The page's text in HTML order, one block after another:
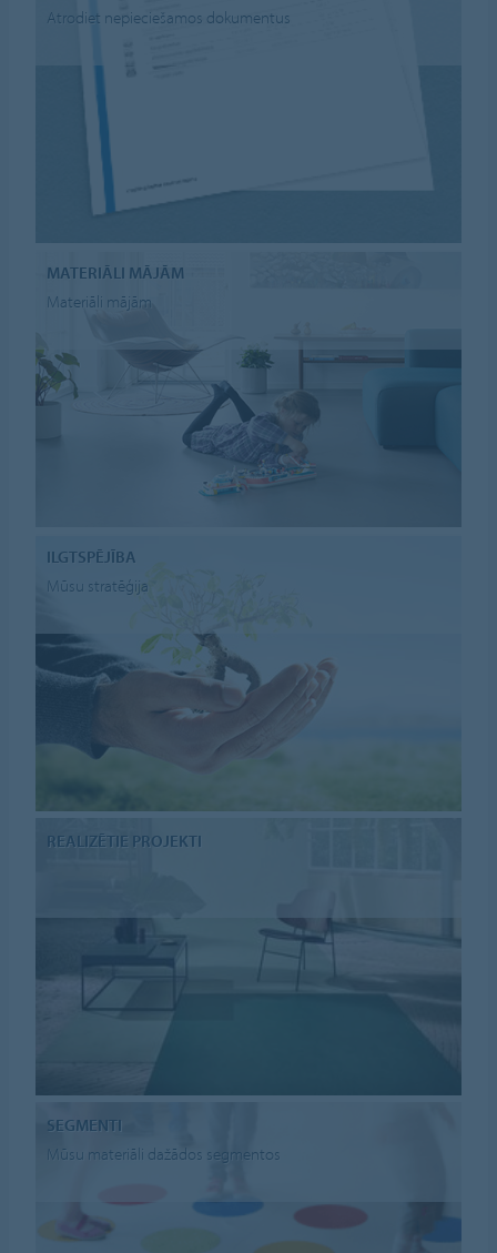
Atrodiet nepieciešamos dokumentus
MATERIĀLI MĀJĀM
Materiāli mājām
ILGTSPĒJĪBA
Mūsu stratēģija
REALIZĒTIE PROJEKTI
SEGMENTI
Mūsu materiāli dažādos segmentos